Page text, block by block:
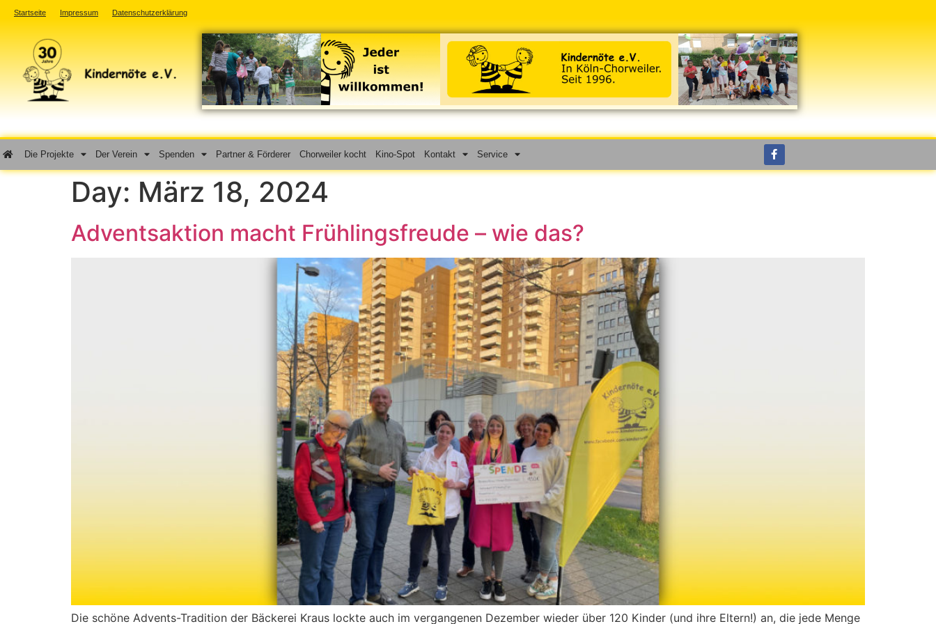
Startseite Impressum Datenschutzerklärung
Die Projekte Der Verein Spenden Partner & Förderer Chorweiler kocht Kino-Spot Kontakt Service
Day: März 18, 2024
Adventsaktion macht Frühlingsfreude – wie das?
Die schöne Advents-Tradition der Bäckerei Kraus lockte auch im vergangenen Dezember wieder über 120 Kinder (und ihre Eltern!) an, die jede Menge